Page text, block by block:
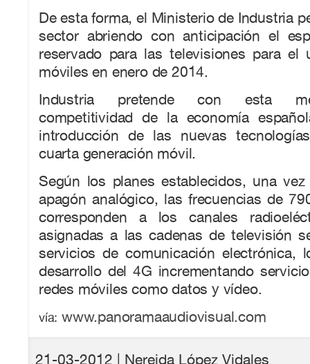
De esta forma, el Ministerio de Industria
sector abriendo con anticipación el
reservado para las televisiones para el
móviles en enero de 2014.
Industria pretende con esta
competitividad de la economía
introducción de las nuevas
cuarta generación móvil.
Según los planes establecidos, una
apagón analógico, las frecuencias de
corresponden a los canales
asignadas a las cadenas de televisión
servicios de comunicación electrónica,
desarrollo del 4G incrementando
redes móviles como datos y vídeo.
vía: www.panoramaaudiovisual.com
21-03-2012 | Nereida López Vidales